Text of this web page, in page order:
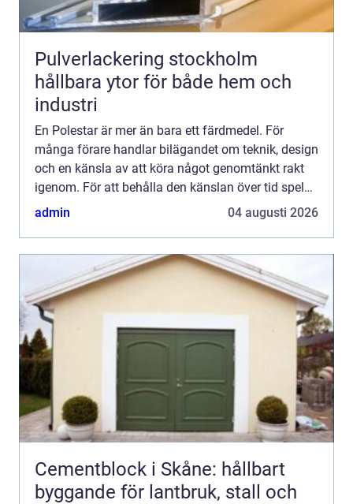
Pulverlackering stockholm
hållbara ytor för både hem och
industri
En Polestar är mer än bara ett färdmedel. För
många förare handlar bilägandet om teknik, design
och en känsla av att köra något genomtänkt rakt
igenom. För att behålla den känslan över tid spelar
valet av Polestar service en avgörande roll. Rätt
admin 04 augusti 2026
Cementblock i Skåne: hållbart
byggande för lantbruk, stall och